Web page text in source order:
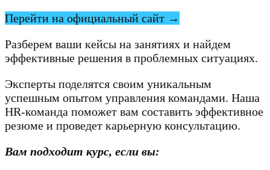
Перейти на официальный сайт →
Разберем ваши кейсы на занятиях и найдем
эффективные решения в проблемных ситуациях.
Эксперты поделятся своим уникальным
успешным опытом управления командами. Наша
HR-команда поможет вам составить эффективное
резюме и проведет карьерную консультацию.
Вам подходит курс, если вы: